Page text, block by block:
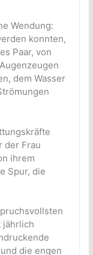
Wendung:
konnten,
Paar, von
dem Wasser
der Frau
ihrem
Spur, die
jährlich
die engen